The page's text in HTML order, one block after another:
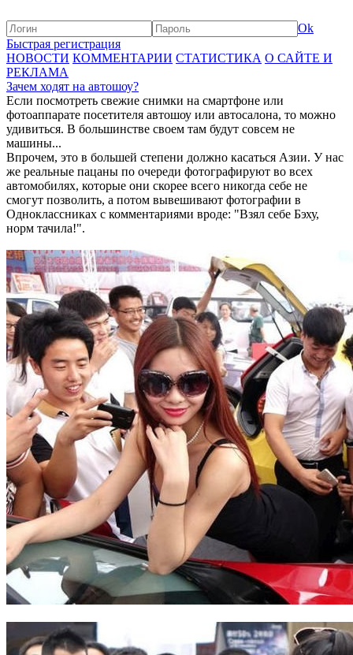
Ok
Быстрая регистрация
НОВОСТИ КОММЕНТАРИИ СТАТИСТИКА О САЙТЕ И
РЕКЛАМА
Зачем ходят на автошоу?
Если посмотреть свежие снимки на смартфоне или
фотоаппарате посетителя автошоу или автосалона, то можно
удивиться. В большинстве своем там будут совсем не
машины...
Впрочем, это в большей степени должно касаться Азии. У нас
же реальные пацаны по очереди фотографируют во всех
автомобилях, которые они скорее всего никогда себе не
смогут позволить, а потом вывешивают фотографии в
Одноклассниках с комментариями вроде: "Взял себе Бэху,
норм тачила!".